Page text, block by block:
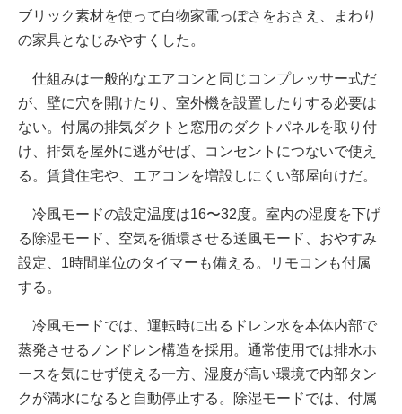
ブリック素材を使って白物家電っぽさをおさえ、まわり
の家具となじみやすくした。
仕組みは一般的なエアコンと同じコンプレッサー式だ
が、壁に穴を開けたり、室外機を設置したりする必要は
ない。付属の排気ダクトと窓用のダクトパネルを取り付
け、排気を屋外に逃がせば、コンセントにつないで使え
る。賃貸住宅や、エアコンを増設しにくい部屋向けだ。
冷風モードの設定温度は16〜32度。室内の湿度を下げ
る除湿モード、空気を循環させる送風モード、おやすみ
設定、1時間単位のタイマーも備える。リモコンも付属
する。
冷風モードでは、運転時に出るドレン水を本体内部で
蒸発させるノンドレン構造を採用。通常使用では排水ホ
ースを気にせず使える一方、湿度が高い環境で内部タン
クが満水になると自動停止する。除湿モードでは、付属